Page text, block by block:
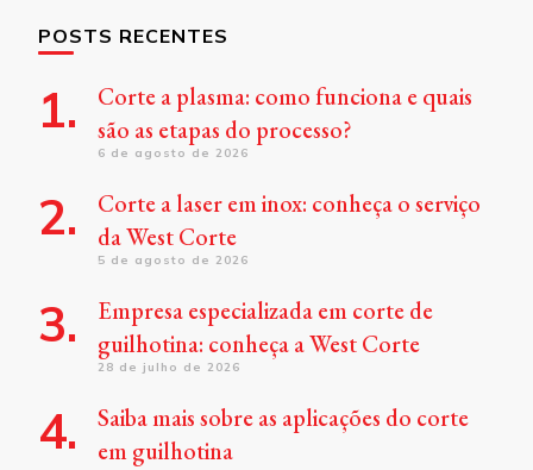
POSTS RECENTES
Corte a plasma: como funciona e quais
são as etapas do processo?
6 de agosto de 2026
Corte a laser em inox: conheça o serviço
da West Corte
5 de agosto de 2026
Empresa especializada em corte de
guilhotina: conheça a West Corte
28 de julho de 2026
Saiba mais sobre as aplicações do corte
em guilhotina